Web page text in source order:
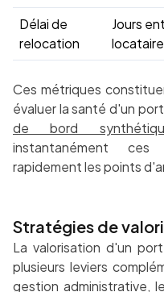
Délai de
relocation
Jours
Ces métriques
évaluer la santé d'un
de bord
instantanément
rapidement les points
Stratégies de
La valorisation d'un
plusieurs leviers
gestion administrative,